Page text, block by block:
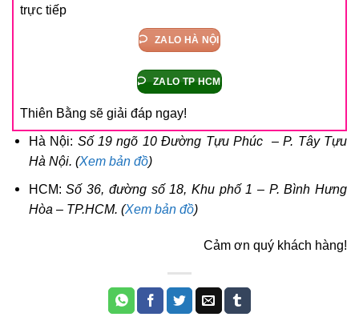
trực tiếp
ZALO HÀ NỘI
ZALO TP HCM
Thiên Bằng sẽ giải đáp ngay!
Hà Nội: Số 19 ngõ 10 Đường Tựu Phúc – P. Tây Tựu
Hà Nội. (Xem bản đồ)
HCM:Số 36, đường số 18, Khu phố 1 – P. Bình Hưng
Hòa – TP.HCM. (Xem bản đồ)
Cảm ơn quý khách hàng!